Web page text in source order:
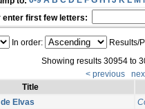
enter first few letters:
In order: Results/
Showing results 30954 to
< previous
Title
Elvas